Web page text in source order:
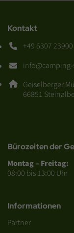
Kontakt
+49 6307
Telefonnummer: 4 9
E-Mail Adresse:
Adresse:
Geiselberger
66851 , 6 6 8 5 1
Bürozeiten der
Montag – Freitag:
08:00 bis 13:00 Uhr
Informationen
Partner